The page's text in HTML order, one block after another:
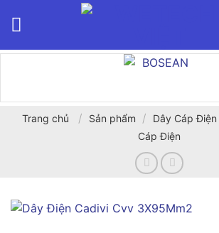
Trang chủ / Sản phẩm / Dây Cáp
Cáp Điện